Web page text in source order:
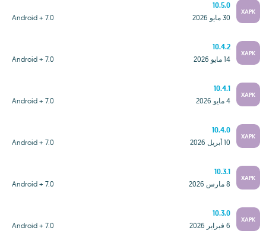
XAPK
10.5.0
Android + 7.0 30 مايو 2026
XAPK
10.4.2
Android + 7.0 14 مايو 2026
XAPK
10.4.1
Android + 7.0 4 مايو 2026
XAPK
10.4.0
Android + 7.0 10 أبريل 2026
XAPK
10.3.1
Android + 7.0 8 مارس 2026
XAPK
10.3.0
Android + 7.0 6 فبراير 2026